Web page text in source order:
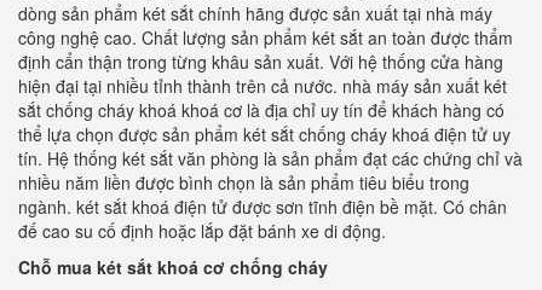
dòng sản phẩm két sắt chính hãng được sản xuất tại nhà máy
công nghệ cao. Chất lượng sản phẩm két sắt an toàn được thẩm
định cẩn thận trong từng khâu sản xuất. Với hệ thống cửa hàng
hiện đại tại nhiều tỉnh thành trên cả nước. nhà máy sản xuất két
sắt chống cháy khoá khoá cơ là địa chỉ uy tín để khách hàng có
thể lựa chọn được sản phẩm két sắt chống cháy khoá điện tử uy
tín. Hệ thống két sắt văn phòng là sản phẩm đạt các chứng chỉ và
nhiều năm liền được bình chọn là sản phẩm tiêu biểu trong
ngành. két sắt khoá điện tử được sơn tĩnh điện bề mặt. Có chân
đế cao su cố định hoặc lắp đặt bánh xe di động.
Chỗ mua két sắt khoá cơ chống cháy